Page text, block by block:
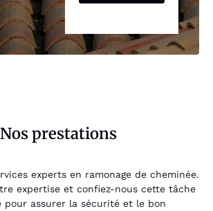
Nos prestations
experts en ramonage de cheminée.
expertise et confiez-nous cette tâche
pour assurer la sécurité et le bon